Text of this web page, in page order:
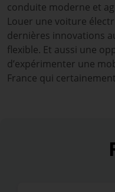
conduite moderne et
Louer une voiture
dernières innovations
flexible. Et aussi une
d’expérimenter une
France qui